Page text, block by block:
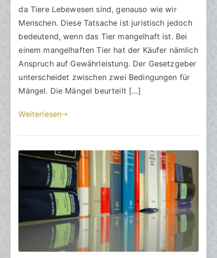
m
7
.
i
2
0
4
da Tiere Lebewesen sind, genauso wie wir
Menschen. Diese Tatsache ist juristisch jedoch
bedeutend, wenn das Tier mangelhaft ist. Bei
einem mangelhaften Tier hat der Käufer nämlich
Anspruch auf Gewährleistung. Der Gesetzgeber
unterscheidet zwischen zwei Bedingungen für
Mängel. Die Mängel beurteilt […]
Weiterlesen